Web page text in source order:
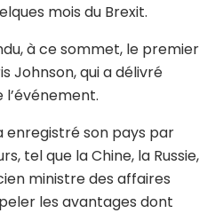
mois du Brexit.
à ce sommet, le premier
Johnson, qui a délivré
l’événement.
enregistré son pays par
tel que la Chine, la Russie,
ministre des affaires
les avantages dont